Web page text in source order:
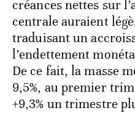
créances nettes sur
centrale auraient
traduisant un
l’endettement
De ce fait, la masse
9,5%, au premier
+9,3% un trimestre